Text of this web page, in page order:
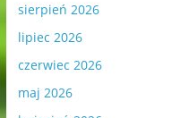
sierpień 2026
lipiec 2026
czerwiec 2026
maj 2026